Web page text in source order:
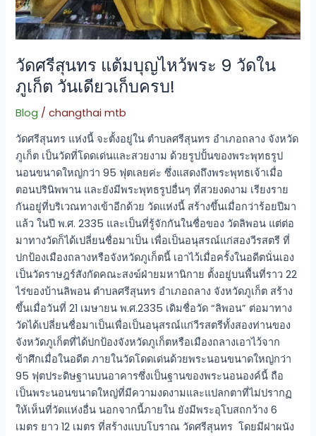
วัดศรีสุนทร แต้มบุญไหว้พระ 9 วัดใน
ภูเก็ต วันเดียวเก็บครบ!
Blog /changthai mtb
วัดศรีสุนทร แห่งนี้ จะตั้งอยู่ใน ตำบลศรีสุนทร อำเภอถลาง จังหวัด
ภูเก็ต เป็นวัดที่โดดเด่นและสวยงาม ด้วยรูปปั้นของพระพุทธรูป
นอนขนาดใหญ่กว่า 95 ฟุตเลยค่ะ ซึ่งแสดงถึงพระพุทธเจ้าเมื่อ
ตอนปรินิพพาน และยังมีพระพุทธรูปอื่นๆ ที่สวยงดงาม เรียงราย
กันอยู่ที่บริเวณทางเข้าอีกด้วย วัดแห่งนี้ สร้างขึ้นเมื่อกว่าร้อยปีมา
แล้ว ในปี พ.ศ. 2335 และเป็นที่รู้จักกันในชื่อของ วัดลิพอน แต่ต่อ
มาทางวัดก็ได้เปลี่ยนชื่อมาเป็น เพื่อเป็นอนุสรณ์แก่สองวีรสตรี ที่
ปกป้องเมืองถลางหรือจังหวัดภูเก็ตนี้ เอาไว้เมื่อครั้งในอดีตนั่นเอง
เป็นวัดราษฎร์สังกัดคณะสงฆ์ฝ่ายมหานิกาย ตั้งอยู่บนพื้นที่ราว 22
ไร่ของบ้านลิพอน ตำบลศรีสุนทร อำเภอถลาง จังหวัดภูเก็ต สร้าง
ขึ้นเมื่อวันที่ 21 เมษายน พ.ศ.2335 เดิมชื่อวัด “ลิพอน” ต่อมาทาง
วัดได้เปลี่ยนชื่อมาเป็นเพื่อเป็นอนุสรณ์แก่วีรสตรีทั้งสองท่านของ
จังหวัดภูเก็ตที่ได้ปกป้องจังหวัดภูเก็ตหรือเมืองถลางเอาไว้จาก
ข้าศึกเมื่อในอดีต ภายในวัดโดดเด่นด้วยพระนอนขนาดใหญ่กว่า
95 ฟุตประดิษฐานบนอาคารซึ่งเป็นฐานของพระนอนองค์นี้ ถือ
เป็นพระนอนขนาดใหญ่ที่มีความงดงามและแปลกตาที่ไม่ปรากฏ
ให้เห็นที่วัดแห่งอื่น นอกจากนี้ภายใน ยังมีพระอุโบสถกว้าง 6
เมตร ยาว 12 เมตร ที่สร้างแบบโบราณ วัดศรีสุนทร โดยมีฝาผนัง